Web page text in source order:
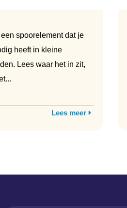
spoorelement dat je
heeft in kleine
Lees waar het in zit,
Lees meer